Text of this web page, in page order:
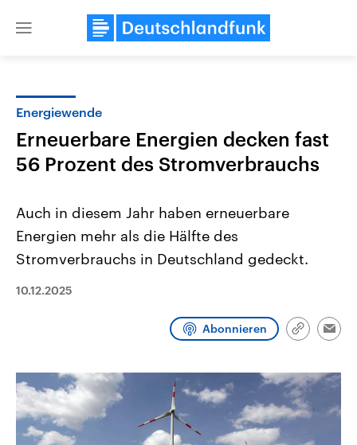
Close
2026
September 2026 einen neuen
Umfragen, Prognosen,
Wahlprogramme, aktuelle Berichte
und Hintergründe zu den Parteien
und Kandidaten der anstehenden
Wahl.
Wirtschaftlich und
gehören die Vereinigten
den mächtigsten Ländern
Sendungen Programm Podcasts
Energiewende
Erneuerbare Energien decken fast
56 Prozent des Stromverbrauchs
Auch in diesem Jahr haben erneuerbare
Energien mehr als die Hälfte des
Stromverbrauchs in Deutschland gedeckt.
10.12.2025
Abonnieren
Link